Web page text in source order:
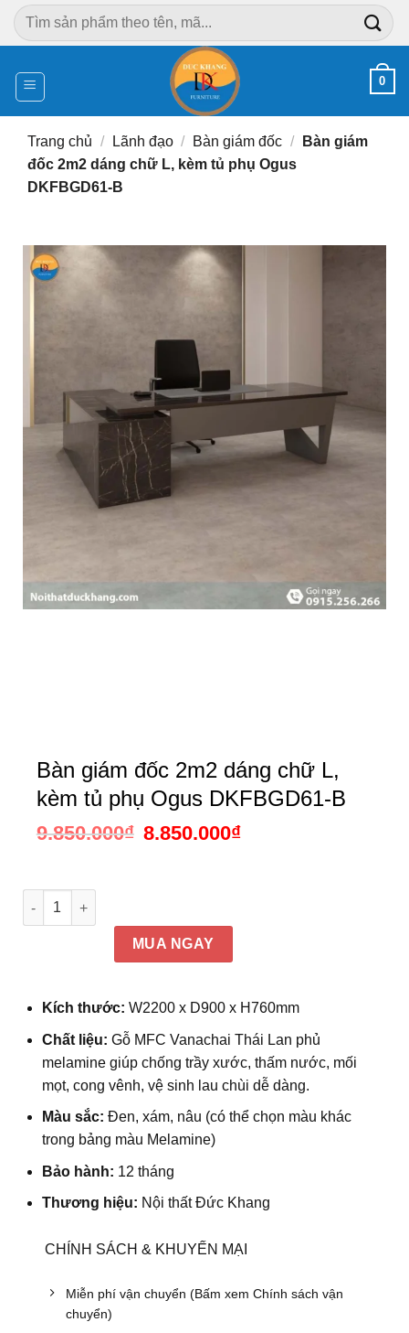
Chuyển
đến
dung
Tìm
kiếm:
0
Trang chủ / Lãnh đạo / Bàn giám đốc /
Bàn giám
đốc 2m2 dáng chữ L, kèm tủ phụ Ogus
DKFBGD61-B
Bàn giám đốc 2m2 dáng chữ L,
kèm tủ phụ Ogus DKFBGD61-B
9.850.000₫
Giá
gốc
8.850.000₫Giá
Bàn giám đốc 2m2 dáng chữ L, kèm tủ phụ Ogus
MUA NGAY
Kích thước: W2200 x D900 x H760mm
Chất liệu: Gỗ MFC Vanachai Thái Lan phủ
melamine giúp chống trầy xước, thấm nước, mối
mọt, cong vênh, vệ sinh lau chùi dễ dàng.
Màu sắc: Đen, xám, nâu (có thể chọn màu khác
trong bảng màu Melamine)
Bảo hành: 12 tháng
Thương hiệu: Nội thất Đức Khang
CHÍNH SÁCH & KHUYẾN MẠI
Miễn phí vận chuyển (Bấm xem Chính sách vận
chuyển)